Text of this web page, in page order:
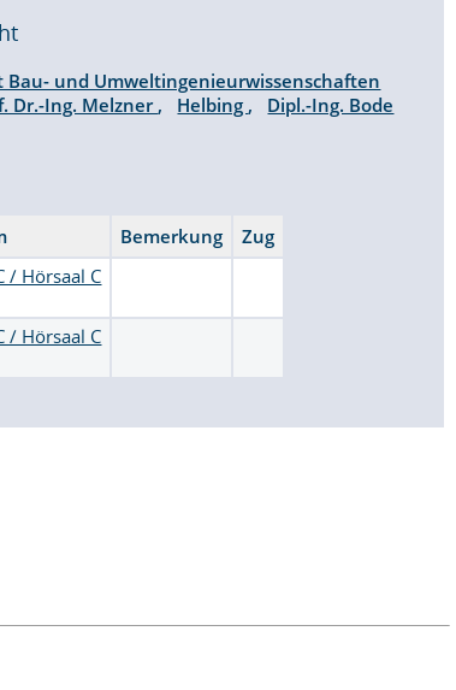
Bau- und Umweltingenieurwissenschaften
Dr.-Ing. Melzner, Helbing , Dipl.-Ing. Bode
Bemerkung
Zug
/ Hörsaal C
/ Hörsaal C